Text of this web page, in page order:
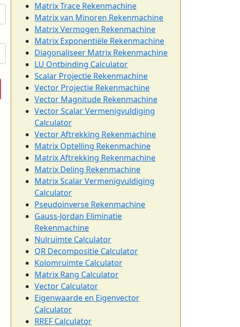
Matrix Trace Rekenmachine
Matrix van Minoren Rekenmachine
Matrix Vermogen Rekenmachine
Matrix Exponentiële Rekenmachine
Diagonaliseer Matrix Rekenmachine
LU Ontbinding Calculator
Scalar Projectie Rekenmachine
Vector Projectie Rekenmachine
Vector Magnitude Rekenmachine
Vector Scalar Vermenigvuldiging
Calculator
Vector Aftrekking Rekenmachine
Matrix Optelling Rekenmachine
Matrix Aftrekking Rekenmachine
Matrix Deling Rekenmachine
Matrix Scalar Vermenigvuldiging
Calculator
Pseudoinverse Rekenmachine
Gauss-Jordan Eliminatie
Rekenmachine
Nulruimte Calculator
QR Decompositie Calculator
Kolomruimte Calculator
Matrix Rang Calculator
Vector Calculator
Eigenwaarde en Eigenvector
Calculator
RREF Calculator